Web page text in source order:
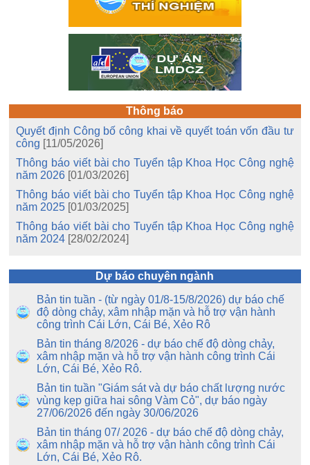
Thông báo
Quyết định Công bố công khai về quyết toán vốn đầu tư
công [11/05/2026]
Thông báo viết bài cho Tuyển tập Khoa Học Công nghệ
năm 2026 [01/03/2026]
Thông báo viết bài cho Tuyển tập Khoa Học Công nghệ
năm 2025 [01/03/2025]
Thông báo viết bài cho Tuyển tập Khoa Học Công nghệ
năm 2024 [28/02/2024]
Dự báo chuyên ngành
Bản tin tuần - (từ ngày 01/8-15/8/2026) dự báo chế
độ dòng chảy, xâm nhập mặn và hỗ trợ vận hành
công trình Cái Lớn, Cái Bé, Xẻo Rô
Bản tin tháng 8/2026 - dự báo chế độ dòng chảy,
xâm nhập mặn và hỗ trợ vận hành công trình Cái
Lớn, Cái Bé, Xẻo Rô.
Bản tin tuần "Giám sát và dự báo chất lượng nước
vùng kẹp giữa hai sông Vàm Cỏ", dự báo ngày
27/06/2026 đến ngày 30/06/2026
Bản tin tháng 07/ 2026 - dự báo chế độ dòng chảy,
xâm nhập mặn và hỗ trợ vận hành công trình Cái
Lớn, Cái Bé, Xẻo Rô.